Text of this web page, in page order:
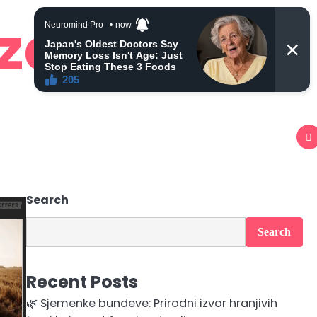
Search
Search
Recent Posts
🌿 Sjemenke bundeve: Prirodni izvor hranjivih